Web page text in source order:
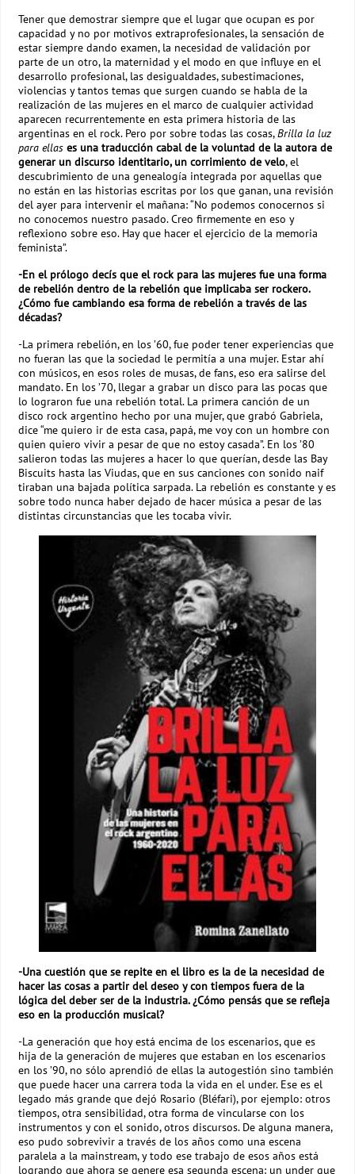
Tener que demostrar siempre que el lugar que ocupan es por
capacidad y no por motivos extraprofesionales, la sensación de
estar siempre dando examen, la necesidad de validación por
parte de un otro, la maternidad y el modo en que influye en el
desarrollo profesional, las desigualdades, subestimaciones,
violencias y tantos temas que surgen cuando se habla de la
realización de las mujeres en el marco de cualquier actividad
aparecen recurrentemente en esta primera historia de las
argentinas en el rock. Pero por sobre todas las cosas,Brilla la luz
para ellas es una traducción cabal de la voluntad de la autora de
generar un discurso identitario, un corrimiento de velo, el
descubrimiento de una genealogía integrada por aquellas que
no están en las historias escritas por los que ganan, una revisión
del ayer para intervenir el mañana: “No podemos conocernos si
no conocemos nuestro pasado. Creo firmemente en eso y
reflexiono sobre eso. Hay que hacer el ejercicio de la memoria
feminista”.
-En el prólogo decís que el rock para las mujeres fue una forma
de rebelión dentro de la rebelión que implicaba ser rockero.
¿Cómo fue cambiando esa forma de rebelión a través de las
décadas?
-La primera rebelión, en los ’60, fue poder tener experiencias que
no fueran las que la sociedad le permitía a una mujer. Estar ahí
con músicos, en esos roles de musas, de fans, eso era salirse del
mandato. En los ’70, llegar a grabar un disco para las pocas que
lo lograron fue una rebelión total. La primera canción de un
disco rock argentino hecho por una mujer, que grabó Gabriela,
dice “me quiero ir de esta casa, papá, me voy con un hombre con
quien quiero vivir a pesar de que no estoy casada”. En los ’80
salieron todas las mujeres a hacer lo que querían, desde las Bay
Biscuits hasta las Viudas, que en sus canciones con sonido naif
tiraban una bajada política sarpada. La rebelión es constante y es
sobre todo nunca haber dejado de hacer música a pesar de las
distintas circunstancias que les tocaba vivir.
-Una cuestión que se repite en el libro es la de la necesidad de
hacer las cosas a partir del deseo y con tiempos fuera de la
lógica del deber ser de la industria. ¿Cómo pensás que se refleja
eso en la producción musical?
-La generación que hoy está encima de los escenarios, que es
hija de la generación de mujeres que estaban en los escenarios
en los ’90, no sólo aprendió de ellas la autogestión sino también
que puede hacer una carrera toda la vida en el under. Ese es el
legado más grande que dejó Rosario (Bléfari), por ejemplo: otros
tiempos, otra sensibilidad, otra forma de vincularse con los
instrumentos y con el sonido, otros discursos. De alguna manera,
eso pudo sobrevivir a través de los años como una escena
paralela a la mainstream, y todo ese trabajo de esos años está
logrando que ahora se genere esa segunda escena: un under que